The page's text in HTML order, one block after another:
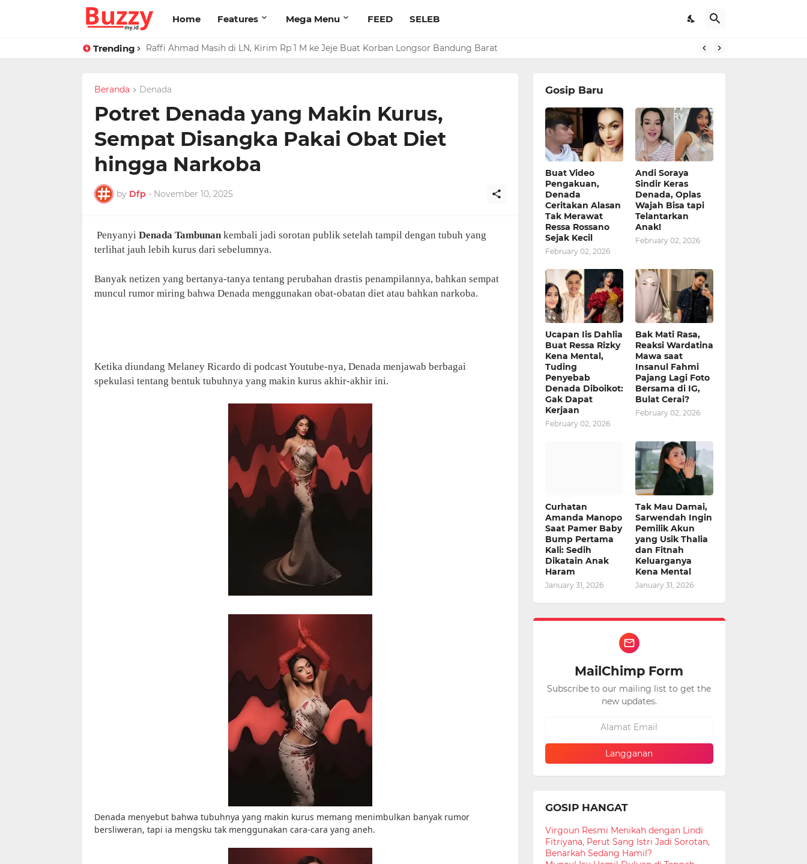
Home Features Mega Menu FEED SELEB
Trending Raffi Ahmad Masih di LN, Kirim Rp 1 M ke Jeje Buat Korban Longsor Bandung Barat
Beranda Denada
Potret Denada yang Makin Kurus,
Sempat Disangka Pakai Obat Diet
hingga Narkoba
by Dfp - November 10, 2025
Penyanyi Denada Tambunan kembali jadi sorotan publik setelah tampil dengan tubuh yang
terlihat jauh lebih kurus dari sebelumnya.
Banyak netizen yang bertanya-tanya tentang perubahan drastis penampilannya, bahkan sempat
muncul rumor miring bahwa Denada menggunakan obat-obatan diet atau bahkan narkoba.
Ketika diundang Melaney Ricardo di podcast Youtube-nya, Denada menjawab berbagai
spekulasi tentang bentuk tubuhnya yang makin kurus akhir-akhir ini.
Denada menyebut bahwa tubuhnya yang makin kurus memang menimbulkan banyak rumor
bersliweran, tapi ia mengsku tak menggunakan cara-cara yang aneh.
Gosip Baru
Buat Video
Pengakuan,
Denada
Ceritakan Alasan
Tak Merawat
Ressa Rossano
Sejak Kecil
February 02, 2026
Andi Soraya
Sindir Keras
Denada, Oplas
Wajah Bisa tapi
Telantarkan
Anak!
February 02, 2026
Ucapan Iis Dahlia
Buat Ressa Rizky
Kena Mental,
Tuding
Penyebab
Denada Diboikot:
Gak Dapat
Kerjaan
February 02, 2026
Bak Mati Rasa,
Reaksi Wardatina
Mawa saat
Insanul Fahmi
Pajang Lagi Foto
Bersama di IG,
Bulat Cerai?
February 02, 2026
Curhatan
Amanda Manopo
Saat Pamer Baby
Bump Pertama
Kali: Sedih
Dikatain Anak
Haram
January 31, 2026
Tak Mau Damai,
Sarwendah Ingin
Pemilik Akun
yang Usik Thalia
dan Fitnah
Keluarganya
Kena Mental
January 31, 2026
MailChimp Form
Subscribe to our mailing list to get the
new updates.
GOSIP HANGAT
Virgoun Resmi Menikah dengan Lindi
Fitriyana, Perut Sang Istri Jadi Sorotan,
Benarkah Sedang Hamil?